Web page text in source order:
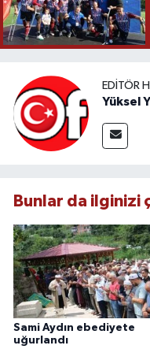
EDITÖR
Yüksel
Bunlar da ilginizi
Sami Aydın ebediyete
uğurlandı